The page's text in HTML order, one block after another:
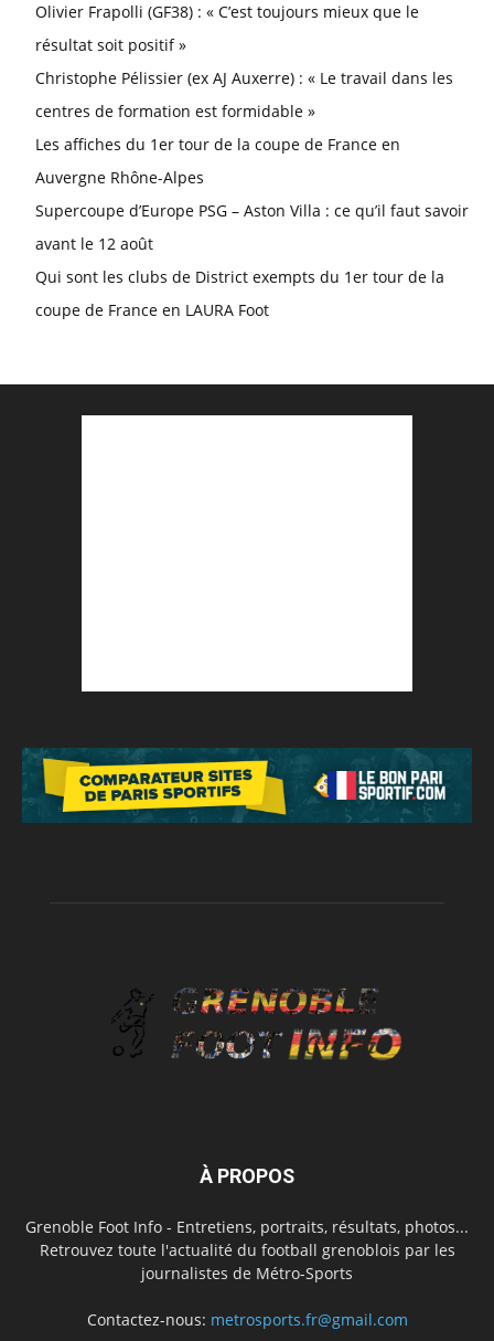
Olivier Frapolli (GF38) : « C’est toujours mieux que le
résultat soit positif »
Christophe Pélissier (ex AJ Auxerre) : « Le travail dans les
centres de formation est formidable »
Les affiches du 1er tour de la coupe de France en
Auvergne Rhône-Alpes
Supercoupe d’Europe PSG – Aston Villa : ce qu’il faut savoir
avant le 12 août
Qui sont les clubs de District exempts du 1er tour de la
coupe de France en LAURA Foot
À PROPOS
Grenoble Foot Info - Entretiens, portraits, résultats, photos...
Retrouvez toute l'actualité du football grenoblois par les
journalistes de Métro-Sports
Contactez-nous: metrosports.fr@gmail.com